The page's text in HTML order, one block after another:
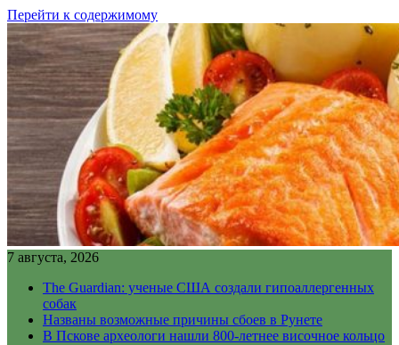
Перейти к содержимому
7 августа, 2026
The Guardian: ученые США создали гипоаллергенных
собак
Названы возможные причины сбоев в Рунете
В Пскове археологи нашли 800-летнее височное кольцо